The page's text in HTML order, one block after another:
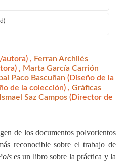
, Ferran Archilés
, Marta García Carrión
Paco Bascuñan (Diseño de la
de la colección) , Gráficas
Ismael Saz Campos (Director de
de los documentos polvorientos
reconocible sobre el trabajo de
es un libro sobre la práctica y la